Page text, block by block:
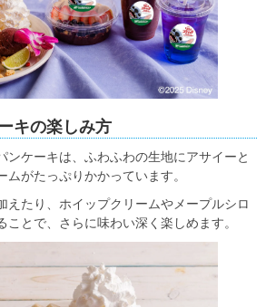
キの楽しみ方
ンケーキは、ふわふわの生地にアサイーと
ムがたっぷりかかっています。
えたり、ホイップクリームやメープルシロ
ことで、さらに味わい深く楽しめます。